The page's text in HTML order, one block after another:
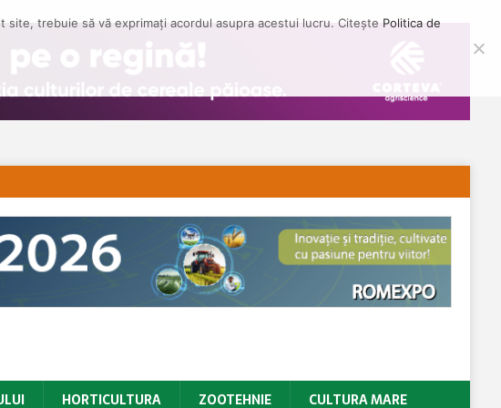
HORTICULTURA ZOOTEHNIE
CULTURA MARE
trebuie să vă exprimați acordul asupra acestui lucru. Citește Politica de